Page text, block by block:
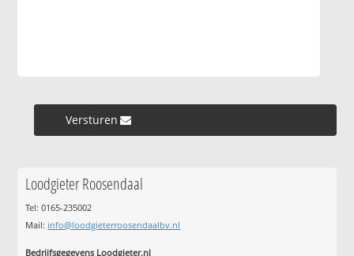
Versturen »
Loodgieter Roosendaal
Tel: 0165-235002
Mail: info@loodgieterroosendaalbv.nl
Bedrijfsgegevens Loodgieter.nl